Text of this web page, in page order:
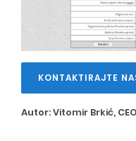
KONTAKTIRAJTE
Autor:Vitomir Brkić,